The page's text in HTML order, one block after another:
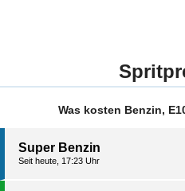
Was kosten Benzin,
Super Benzin
Seit heute, 17:23 Uhr